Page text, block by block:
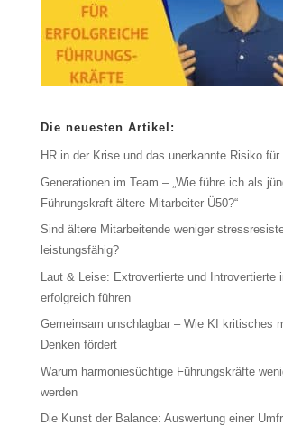
Die neuesten Artikel:
HR in der Krise und das unerkannte Risiko für
Generationen im Team – „Wie führe ich als
Führungskraft ältere Mitarbeiter Ü50?“
Sind ältere Mitarbeitende weniger
leistungsfähig?
Laut & Leise: Extrovertierte und Introvertierte
erfolgreich führen
Gemeinsam unschlagbar – Wie KI kritisches
Denken fördert
Warum harmoniesüchtige Führungskräfte
werden
Die Kunst der Balance: Auswertung einer